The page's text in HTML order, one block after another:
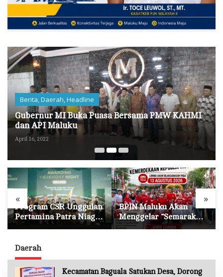
Berita,Daerah,Headline
Gubernur MI Buka Puasa Bersama PMW KAHMI
dan API Maluku
April 16, 2022
« »
Program CSR Unggulan
Pertamina Patra Niaga
Regional Papua Maluku
ISRA 2026
BPJN Maluku Akan
Menggelar “Semarak
Merah Putih” Lewat
Daerah
Kecamatan Baguala Satukan Desa, Dorong